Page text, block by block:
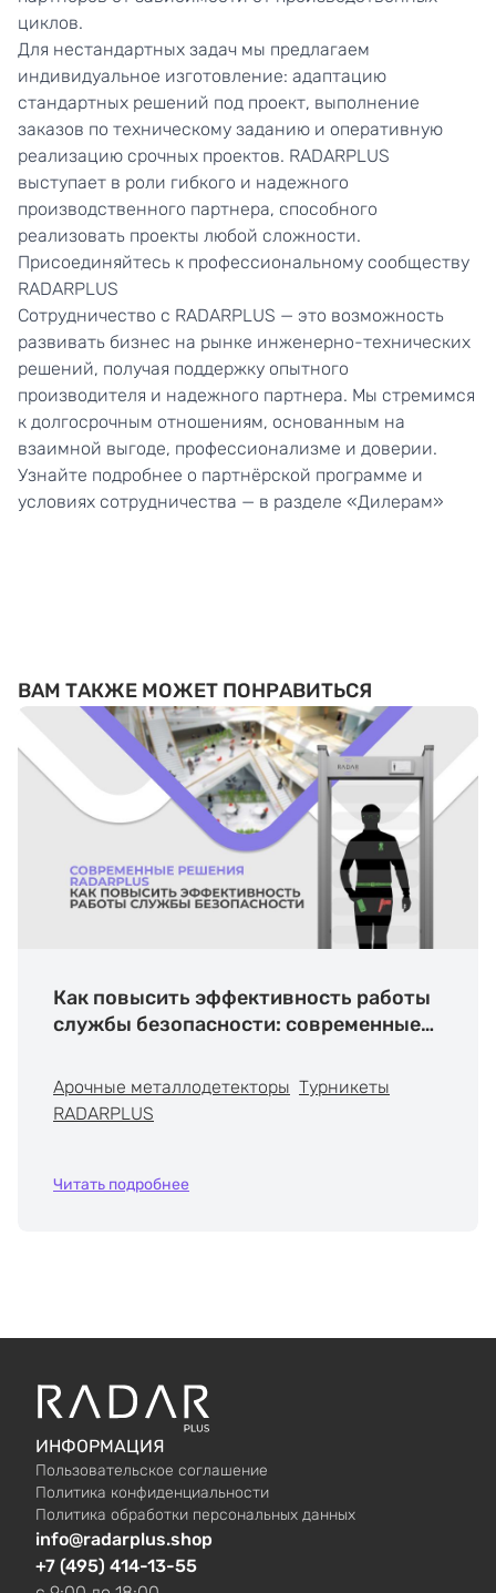
циклов.
Для нестандартных задач мы предлагаем
индивидуальное изготовление: адаптацию
стандартных решений под проект, выполнение
заказов по техническому заданию и оперативную
реализацию срочных проектов. RADARPLUS
выступает в роли гибкого и надежного
производственного партнера, способного
реализовать проекты любой сложности.
Присоединяйтесь к профессиональному сообществу
RADARPLUS
Сотрудничество с RADARPLUS — это возможность
развивать бизнес на рынке инженерно-технических
решений, получая поддержку опытного
производителя и надежного партнера. Мы стремимся
к долгосрочным отношениям, основанным на
взаимной выгоде, профессионализме и доверии.
Узнайте подробнее о партнёрской программе и
условиях сотрудничества — в разделе «Дилерам»
ВАМ ТАКЖЕ МОЖЕТ ПОНРАВИТЬСЯ
Как повысить эффективность работы
службы безопасности: современные
Арочные металлодетекторы Турникеты
RADARPLUS
Читать подробнее
ИНФОРМАЦИЯ
Пользовательское соглашение
Политика конфиденциальности
Политика обработки персональных данных
info@radarplus.shop
+7 (495) 414-13-55